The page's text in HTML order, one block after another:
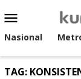
ke
konten
Menu
Mobile
Nasional
TAG: